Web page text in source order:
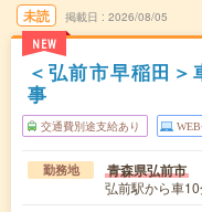
未読
NEW
掲載日 2026/08/05
＜弘前市早稲田
事
交通費別途支給あり
勤務地 青森県弘前市
弘前駅から車